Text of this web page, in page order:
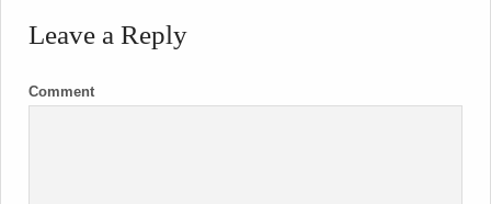
Leave a Reply
Comment